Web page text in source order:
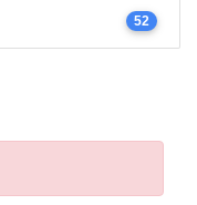
52